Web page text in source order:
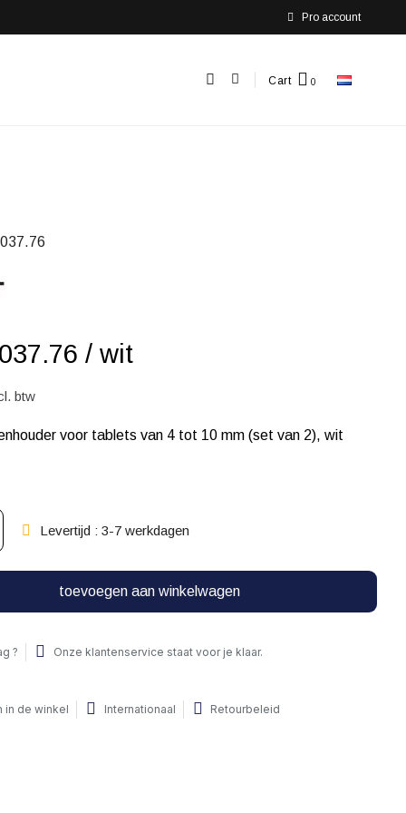
Pro account
Cart
/ wit
btw
voor tablets van 4 tot 10 mm (set van 2), wit
Levertijd : 3-7 werkdagen
toevoegen aan winkelwagen
? Onze klantenservice staat voor je klaar.
in de winkel Internationaal Retourbeleid